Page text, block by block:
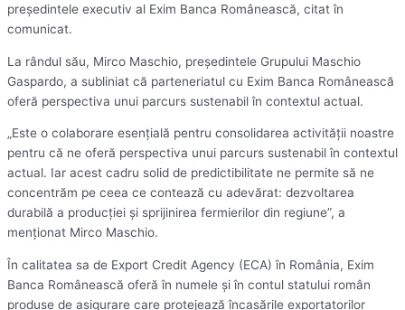
preşedintele executiv al Exim Banca Românească, citat în
comunicat.
La rândul său, Mirco Maschio, preşedintele Grupului Maschio
Gaspardo, a subliniat că parteneriatul cu Exim Banca Românească
oferă perspectiva unui parcurs sustenabil în contextul actual.
„Este o colaborare esenţială pentru consolidarea activităţii noastre
pentru că ne oferă perspectiva unui parcurs sustenabil în contextul
actual. Iar acest cadru solid de predictibilitate ne permite să ne
concentrăm pe ceea ce contează cu adevărat: dezvoltarea
durabilă a producţiei şi sprijinirea fermierilor din regiune”, a
menţionat Mirco Maschio.
În calitatea sa de Export Credit Agency (ECA) în România, Exim
Banca Românească oferă în numele şi în contul statului român
produse de asigurare care protejează încasările exportatorilor